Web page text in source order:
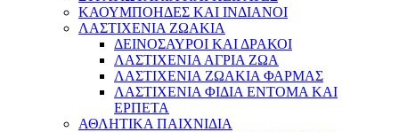
ΚΑΟΥΜΠΟΗΔΕΣ ΚΑΙ ΙΝΔΙΑΝΟΙ
ΛΑΣΤΙΧΕΝΙΑ ΖΩΑΚΙΑ
ΔΕΙΝΟΣΑΥΡΟΙ ΚΑΙ ΔΡΑΚΟΙ
ΛΑΣΤΙΧΕΝΙΑ ΑΓΡΙΑ ΖΩΑ
ΛΑΣΤΙΧΕΝΙΑ ΖΩΑΚΙΑ ΦΑΡΜΑΣ
ΛΑΣΤΙΧΕΝΙΑ ΦΙΔΙΑ ΕΝΤΟΜΑ ΚΑΙ
ΕΡΠΕΤΑ
ΑΘΛΗΤΙΚΑ ΠΑΙΧΝΙΔΙΑ